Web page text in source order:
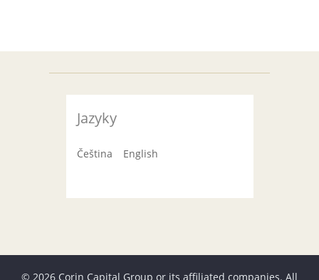
Jazyky
Čeština English
© 2026 Corin Capital Group or its affiliated companies. All